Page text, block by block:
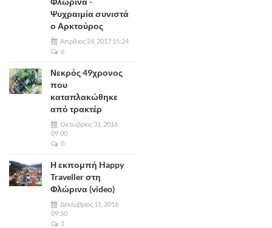
Ψυχραιμία συνιστά
ο Αρκτούρος
Απρίλιος 24, 2017 15:24
6
Νεκρός 49χρονος
που
καταπλακώθηκε
από τρακτέρ
Οκτώβριος 31, 2016
09:00
0
Η εκπομπή Happy
Traveller στη
Φλώρινα (video)
Δεκέμβριος 11, 2016
09:50
1